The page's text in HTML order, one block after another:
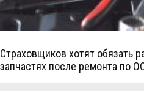
Страховщиков хотят обязать
запчастях после ремонта по